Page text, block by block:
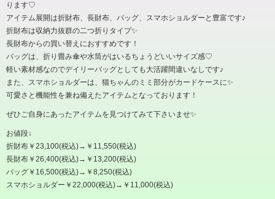
ります♡
アイテム展開は折財布、長財布、バッグ、スマホショルダーと豊富です♪
折財布は収納力抜群の二つ折りタイプ✨️
長財布からの買い替えにおすすめです！
バッグは、折り畳み傘や水筒がはいるちょうどいいサイズ感♡
軽い素材感なのでデイリーバッグとしても大活躍間違いなしです♪
また、スマホショルダーは、猫ちゃんのミミ部分がカードケースに✨️
可愛さと機能性を兼ね備えたアイテムとなっております！
ぜひご自身にあったアイテムを見つけてみて下さいませ✨️
お値段↓
折財布￥23,100(税込)→￥11,550(税込)
長財布￥26,400(税込)→￥13,200(税込)
バッグ￥16,500(税込)→￥8,250(税込)
スマホショルダー￥22,000(税込)→￥11,000(税込)